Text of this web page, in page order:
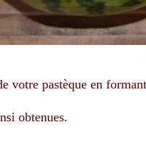
votre pastèque en
obtenues.